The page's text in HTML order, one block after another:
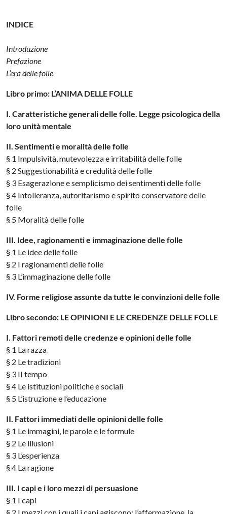
INDICE
Introduzione
Prefazione
L’era delle folle
Libro primo: L’ANIMA DELLE FOLLE
I. Caratteristiche generali delle folle. Legge psicologica della
loro unità mentale
II. Sentimenti e moralità delle folle
§ 1 Impulsività, mutevolezza e irritabilità delle folle
§ 2 Suggestionabilità e credulità delle folle
§ 3 Esagerazione e semplicismo dei sentimenti delle folle
§ 4 Intolleranza, autoritarismo e spirito conservatore delle
folle
§ 5 Moralità delle folle
III. Idee, ragionamenti e immaginazione delle folle
§ 1 Le idee delle folle
§ 2 I ragionamenti delie folle
§ 3 L’immaginazione delle folle
IV. Forme religiose assunte da tutte le convinzioni delle folle
Libro secondo: LE OPINIONI E LE CREDENZE DELLE FOLLE
I. Fattori remoti delle credenze e opinioni delle folle
§ 1 La razza
§ 2 Le tradizioni
§ 3 II tempo
§ 4 Le istituzioni politiche e sociali
§ 5 L’istruzione e l’educazione
II. Fattori immediati delle opinioni delle folle
§ 1 Le immagini, le parole e le formule
§ 2 Le illusioni
§ 3 L’esperienza
§ 4 La ragione
III. I capi e i loro mezzi di persuasione
§ 1 I capi